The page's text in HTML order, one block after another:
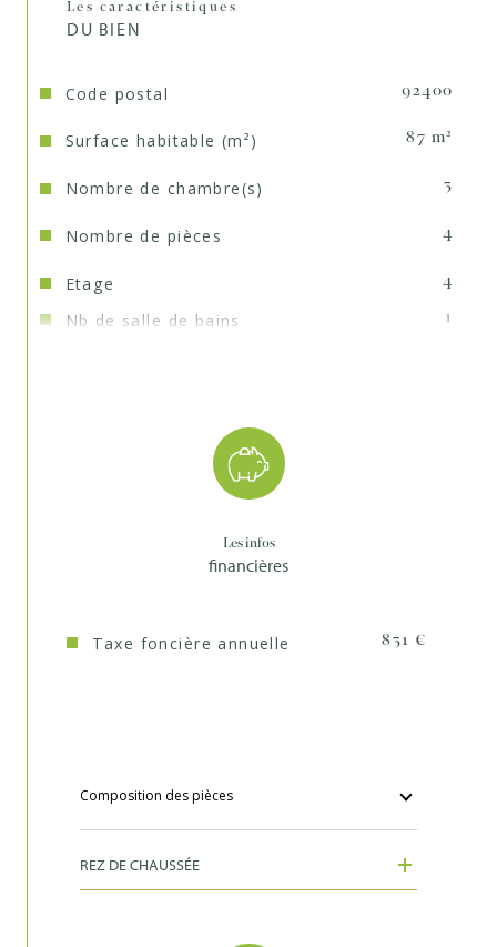
Les caractéristiques
DU BIEN
Code postal 92400
Surface habitable (m²) 87 m²
Nombre de chambre(s) 3
Nombre de pièces 4
Etage 4
Nb de salle de bains 1
Format de chauffage
Les infos
financières
Taxe foncière annuelle 831 €
Composition des pièces
REZ DE CHAUSSÉE